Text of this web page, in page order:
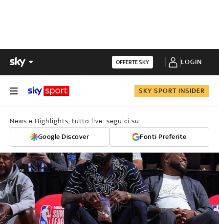
OFFERTE SKY LOGIN
SKY SPORT INSIDER
News e Highlights, tutto live: seguici su
Google Discover Fonti Preferite